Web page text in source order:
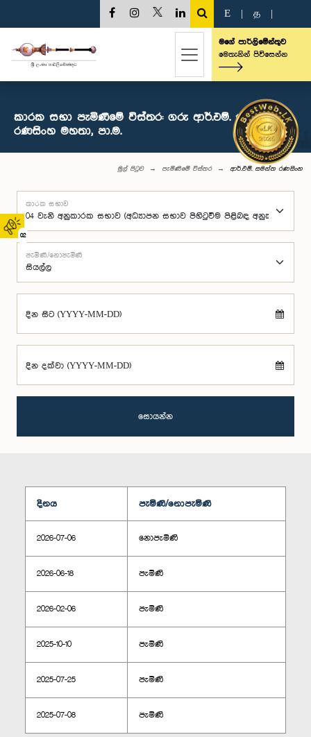
02
E த
මගේ පාර්ලිමේන්තුව
මෙතැනින් පිවිසෙන්න
කාරක සභා පැමිණීමේ විස්තර: ගරු ආර්.එම්. සමන්ත
රණසිංහ මහතා, පා.ම.
මුල් පිටුව පැමිණීමේ විස්තර ආර්.එම්. සමන්ත රණසිංහ
කාරක සභාව
පැමිණි/නොපැමිණි
දින සිට (YYYY-MM-DD)
දින දක්වා (YYYY-MM-DD)
සොයන්න
දිනය පැමිණි/නොපැමිණි
2026-07-06 නොපැමිණි
2026-06-18 පැමිණි
2026-02-06 පැමිණි
2025-10-10 පැමිණි
2025-07-25 පැමිණි
2025-07-08 පැමිණි